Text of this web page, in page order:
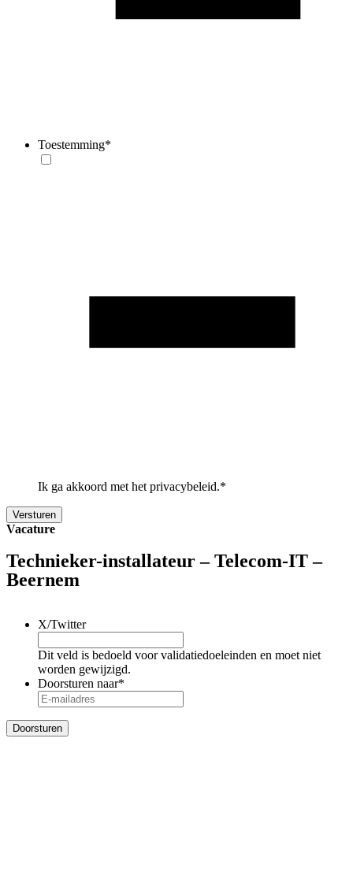
Toestemming*
Ik ga akkoord met het privacybeleid.*
Vacature
Technieker-installateur – Telecom-IT –
Beernem
X/Twitter
Dit veld is bedoeld voor validatiedoeleinden en moet niet
worden gewijzigd.
Doorsturen naar*